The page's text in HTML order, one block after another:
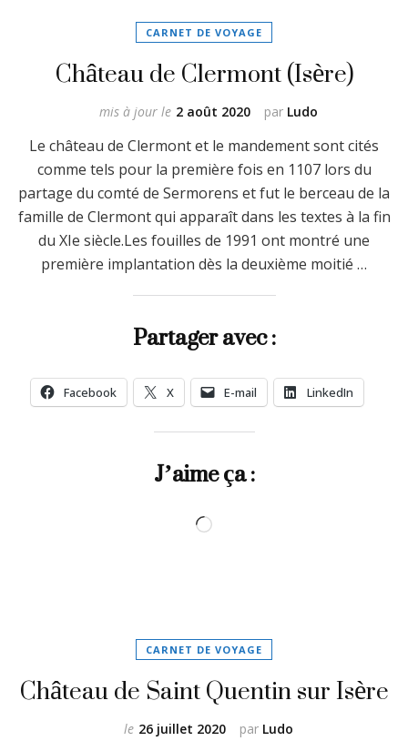
CARNET DE VOYAGE
Château de Clermont (Isère)
par Ludo
mis à jour le 2 août 2020
Le château de Clermont et le mandement sont cités
comme tels pour la première fois en 1107 lors du
partage du comté de Sermorens et fut le berceau de la
famille de Clermont qui apparaît dans les textes à la fin
du XIe siècle.Les fouilles de 1991 ont montré une
première implantation dès la deuxième moitié …
Partager avec :
Facebook X E-mail LinkedIn
J’aime ça :
Chargement…
CARNET DE VOYAGE
Château de Saint Quentin sur Isère
par Ludo
le 26 juillet 2020